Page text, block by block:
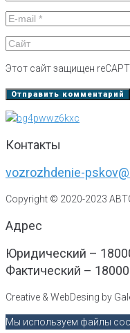
Этот сайт защищен
Контакты
vozrozhdenie-
Copyright © 2020-2023
Адрес
Юридический –
Фактический –
Creative & WebDesing by
Мы используем файлы